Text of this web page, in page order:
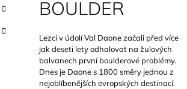
BOULDER
Lezci v údolí Val Daone začali před více
jak deseti lety odhalovat na žulových
balvanech první boulderové problémy.
Dnes je Daone s 1800 směry jednou z
nejoblíbenějších evropských destinací.
899 Kč